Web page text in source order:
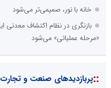
خانه با نور، صمیمی‌تر می‌شود
بازنگری در نظام اکتشاف معدنی
«مرحله عملیاتی» می‌شود
::پربازدیدهای صنعت و تجارت